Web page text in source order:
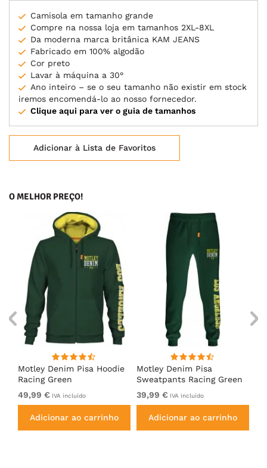
Camisola em tamanho grande
Compre na nossa loja em tamanhos 2XL-8XL
Da moderna marca britânica KAM JEANS
Fabricado em 100% algodão
Cor preto
Lavar à máquina a 30°
Ano inteiro – se o seu tamanho não existir em stock
iremos encomendá-lo ao nosso fornecedor.
Clique aqui para ver o guia de tamanhos
Adicionar à Lista de Favoritos
O MELHOR PREÇO!
Motley Denim Pisa Hoodie
Racing Green
49,99 € IVA incluído
Adicionar ao carrinho
Motley Denim Pisa
Sweatpants Racing Green
39,99 € IVA incluído
Adicionar ao carrinho